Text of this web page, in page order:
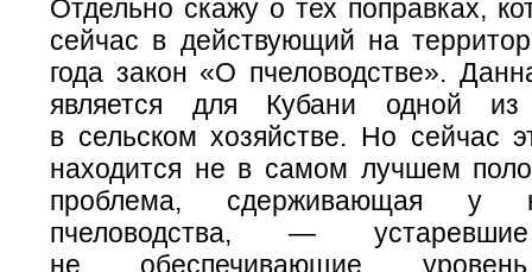
Отдельно скажу о тех поправках,
сейчас в действующий на
года закон «О пчеловодстве».
является для Кубани одной из
в сельском хозяйстве. Но сейчас
находится не в самом лучшем
проблема, сдерживающая у
пчеловодства, —
не обеспечивающие